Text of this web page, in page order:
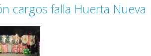
cargos falla Huerta Nueva